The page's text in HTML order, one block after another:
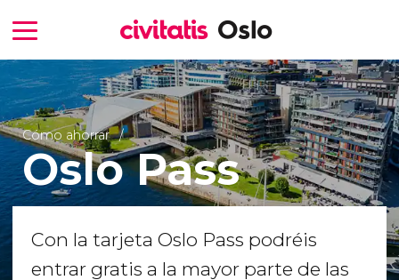
Cómo ahorrar
Oslo Pass
Con la tarjeta Oslo Pass podréis
entrar gratis a la mayor parte de las